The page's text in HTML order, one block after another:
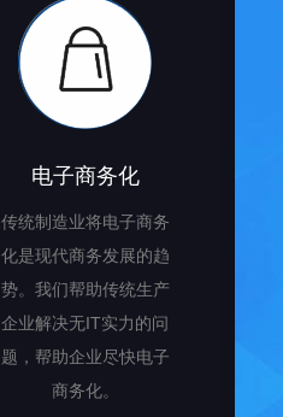
电子商务化
传统制造业将电子商务
化是现代商务发展的趋
势。我们帮助传统生产
企业解决无IT实力的问
题，帮助企业尽快电子
商务化。